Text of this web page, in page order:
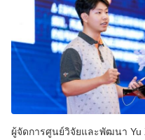
ผู้จัดการศูนย์วิจัยและพัฒนา Yu